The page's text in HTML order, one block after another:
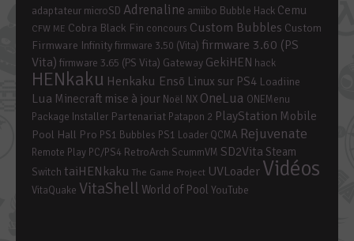
adaptateur microSD Adrenaline amiibo Bubble Hack Cemu
CFW ME Cobra Black Fin concours Custom Bubbles Custom
Firmware Infinityfirmware 3.50 (Vita) firmware 3.60 (PS
Vita) firmware 3.65 (PS Vita) Gateway GekiHEN hack
HENkaku Henkaku Ensō Linux sur PS4 Loadiine
Lua Minecraft mise à jour Noël NX OneLua ONEMenu
Package Installer Partenariat Patapon 2 PlayStation Mobile
Pool Hall Pro PS1 Bubbles PS1 Loader QCMA Rejuvenate
Remote Play PC/PS4 RetroArch ScummVM SD2Vita Steam
Switch taiHENkaku The Game Project UVLoader Vidéos
VitaQuake VitaShell World of Pool YouTube